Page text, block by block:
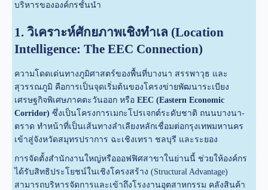
บริหารขององค์กรชั้นนำ
1. วิเคราะห์ศักยภาพเชิงทำเล (Location
Intelligence: The EEC Connection)
ความโดดเด่นทางภูมิศาสตร์ของพื้นที่บางนา สรรพาวุธ และ
สุวรรณภูมิ คือการเป็นจุดเริ่มต้นของโครงข่ายพัฒนาระเบียง
เศรษฐกิจพิเศษภาคตะวันออก หรือEEC (Eastern Economic
Corridor) ซึ่งเป็นโครงการเมกะโปรเจกต์ระดับชาติ ถนนบางนา-
ตราด ทำหน้าที่เป็นเส้นทางลำเลียงหลักเชื่อมต่อกรุงเทพมหานคร
เข้าสู่จังหวัดสมุทรปราการ ฉะเชิงเทรา ชลบุรี และระยอง
การจัดตั้งสำนักงานใหญ่หรือออฟฟิศสาขาในย่านนี้ ช่วยให้องค์กร
ได้รับสิทธิประโยชน์ในเชิงโครงสร้าง (Structural Advantage)
สามารถบริหารจัดการและเข้าถึงโรงงานอุตสาหกรรม คลังสินค้า